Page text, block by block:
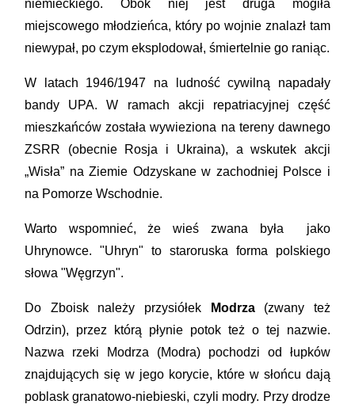
niemieckiego. Obok niej jest druga mogiła
miejscowego młodzieńca, który po wojnie znalazł tam
niewypał, po czym eksplodował, śmiertelnie go raniąc.
W latach 1946/1947 na ludność cywilną napadały
bandy UPA. W ramach akcji repatriacyjnej część
mieszkańców została wywieziona na tereny dawnego
ZSRR (obecnie Rosja i Ukraina), a wskutek akcji
„Wisła” na Ziemie Odzyskane w zachodniej Polsce i
na Pomorze Wschodnie.
Warto wspomnieć, że wieś zwana była jako
Uhrynowce. "Uhryn" to staroruska forma polskiego
słowa "Węgrzyn".
Do Zboisk należy przysiółek Modrza(zwany też
Odrzin), przez którą płynie potok też o tej nazwie.
Nazwa rzeki Modrza (Modra) pochodzi od łupków
znajdujących się w jego korycie, które w słońcu dają
poblask granatowo-niebieski, czyli modry. Przy drodze